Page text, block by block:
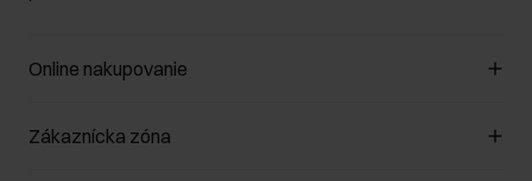
Online nakupovanie
Spravovať súbory cookie
Zákaznícka zóna